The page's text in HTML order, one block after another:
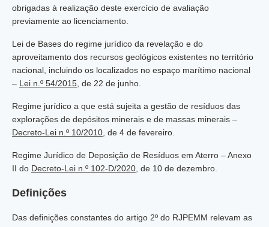
obrigadas à realização deste exercício de avaliação
previamente ao licenciamento.
Lei de Bases do regime jurídico da revelação e do
aproveitamento dos recursos geológicos existentes no território
nacional, incluindo os localizados no espaço marítimo nacional
– Lei n.º 54/2015 , de 22 de junho.
Regime jurídico a que está sujeita a gestão de resíduos das
explorações de depósitos minerais e de massas minerais –
Decreto-Lei n.º 10/2010 , de 4 de fevereiro.
Regime Jurídico de Deposição de Resíduos em Aterro – Anexo
II do Decreto-Lei n.º 102-D/2020 , de 10 de dezembro.
Definições
Das definições constantes do artigo 2º do RJPEMM relevam as